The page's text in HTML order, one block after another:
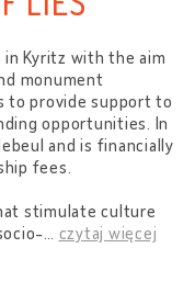
Kyritz with the aim
monument
to provide support to
opportunities. In
and is financially
fees.
stimulate culture
… czytaj więcej